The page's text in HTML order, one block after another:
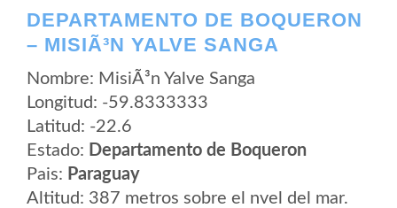
DEPARTAMENTO DE BOQUERON
– MISIÃ³N YALVE SANGA
Nombre: MisiÃ³n Yalve Sanga
Longitud: -59.8333333
Latitud: -22.6
Estado: Departamento de Boqueron
Pais: Paraguay
Altitud: 387 metros sobre el nvel del mar.